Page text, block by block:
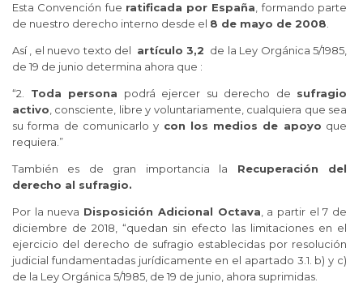
Esta Convención fue ratificada por España, formando parte
de nuestro derecho interno desde el 8 de mayo de 2008.
Así , el nuevo texto del artículo 3,2 de la Ley Orgánica 5/1985,
de 19 de junio determina ahora que :
“2. Toda persona podrá ejercer su derecho de sufragio
activo, consciente, libre y voluntariamente, cualquiera que sea
su forma de comunicarlo y con los medios de apoyo que
requiera.”
También es de gran importancia la Recuperación del
derecho al sufragio.
Por la nueva Disposición Adicional Octava, a partir el 7 de
diciembre de 2018, “quedan sin efecto las limitaciones en el
ejercicio del derecho de sufragio establecidas por resolución
judicial fundamentadas jurídicamente en el apartado 3.1. b) y c)
de la Ley Orgánica 5/1985, de 19 de junio, ahora suprimidas.